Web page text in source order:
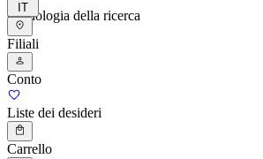
Cronologia della ricerca
IT
Filiali
Conto
Liste dei desideri
Carrello